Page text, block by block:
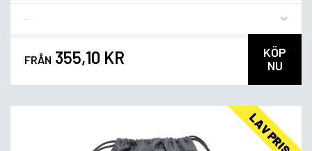
FRÅN 355,10 KR
KÖP
NU
LAV PRIS